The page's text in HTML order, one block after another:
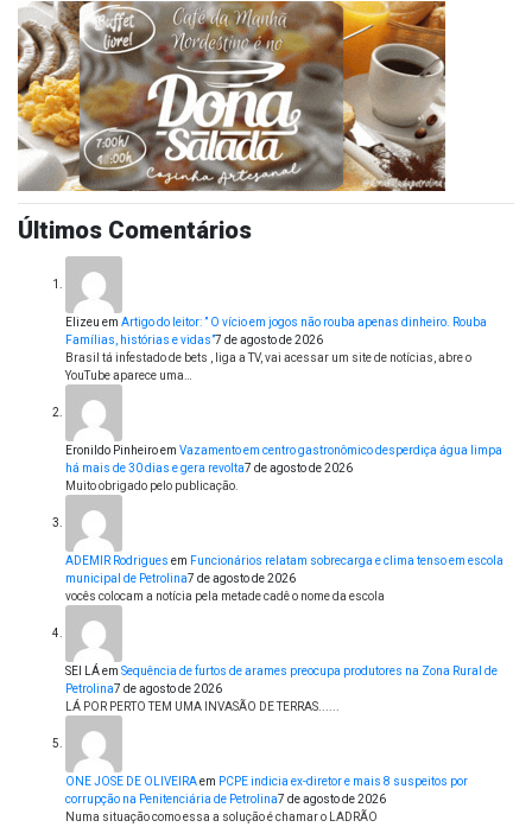
Últimos Comentários
Elizeu em Artigo do leitor: ” O vício em jogos não rouba apenas dinheiro. Rouba
Famílias, histórias e vidas”7 de agosto de 2026
Brasil tá infestado de bets , liga a TV, vai acessar um site de notícias, abre o
YouTube aparece uma…
Eronildo Pinheiroem Vazamento em centro gastronômico desperdiça água limpa
há mais de 30 dias e gera revolta7 de agosto de 2026
Muito obrigado pelo publicação.
ADEMIR Rodrigues em Funcionários relatam sobrecarga e clima tenso em escola
municipal de Petrolina7 de agosto de 2026
vocês colocam a notícia pela metade cadê o nome da escola
SEI LÁem Sequência de furtos de arames preocupa produtores na Zona Rural de
Petrolina7 de agosto de 2026
LÁ POR PERTO TEM UMA INVASÃO DE TERRAS......
ONE JOSE DE OLIVEIRAem PCPE indicia ex-diretor e mais 8 suspeitos por
corrupção na Penitenciária de Petrolina7 de agosto de 2026
Numa situação como essa a solução é chamar o LADRÃO